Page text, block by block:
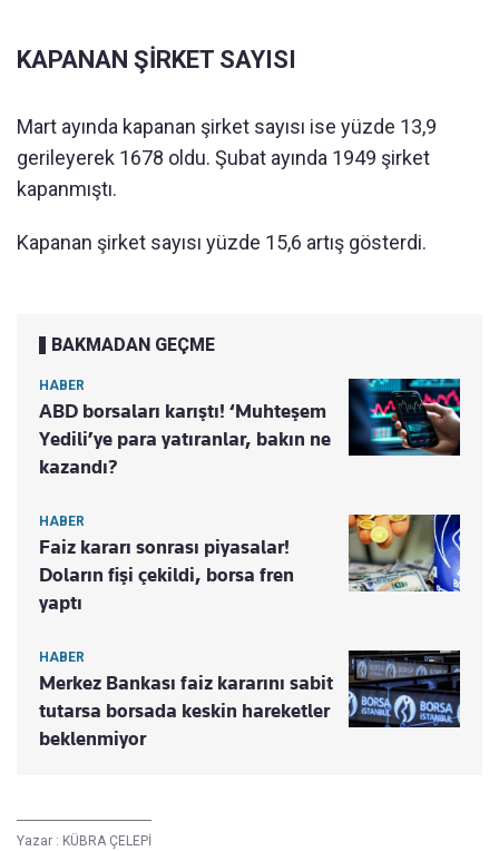
KAPANAN ŞİRKET SAYISI
Mart ayında kapanan şirket sayısı ise yüzde 13,9
gerileyerek 1678 oldu. Şubat ayında 1949 şirket
kapanmıştı.
Kapanan şirket sayısı yüzde 15,6 artış gösterdi.
BAKMADAN GEÇME
HABER
ABD borsaları karıştı! ‘Muhteşem
Yedili’ye para yatıranlar, bakın ne
kazandı?
HABER
Faiz kararı sonrası piyasalar!
Doların fişi çekildi, borsa fren
yaptı
HABER
Merkez Bankası faiz kararını sabit
tutarsa borsada keskin hareketler
beklenmiyor
Yazar : KÜBRA ÇELEPİ